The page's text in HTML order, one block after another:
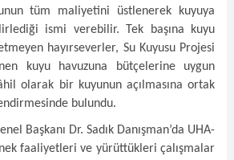
tüm maliyetini üstlenerek kuyuya
ismi verebilir. Tek başına kuyu
hayırseverler, Su Kuyusu Projesi
kuyu havuzuna bütçelerine uygun
olarak bir kuyunun açılmasına ortak
bulundu.
Başkanı Dr. Sadık Danışman’da UHA-
faaliyetleri ve yürüttükleri çalışmalar